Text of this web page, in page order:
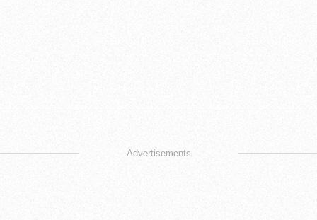
Advertisements